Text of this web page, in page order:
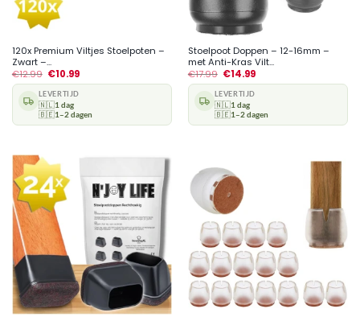
120x Premium Viltjes Stoelpoten –
Zwart –...
€12.99 €10.99
LEVERTIJD
🇳🇱1 dag
🇧🇪1–2 dagen
Stoelpoot Doppen – 12-16mm –
met Anti-Kras Vilt...
€17.99 €14.99
LEVERTIJD
🇳🇱1 dag
🇧🇪1–2 dagen